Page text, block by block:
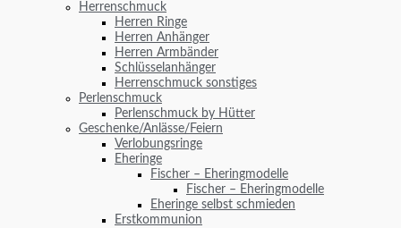
Herrenschmuck
Herren Ringe
Herren Anhänger
Herren Armbänder
Schlüsselanhänger
Herrenschmuck sonstiges
Perlenschmuck
Perlenschmuck by Hütter
Geschenke/Anlässe/Feiern
Verlobungsringe
Eheringe
Fischer – Eheringmodelle
Fischer – Eheringmodelle
Eheringe selbst schmieden
Erstkommunion